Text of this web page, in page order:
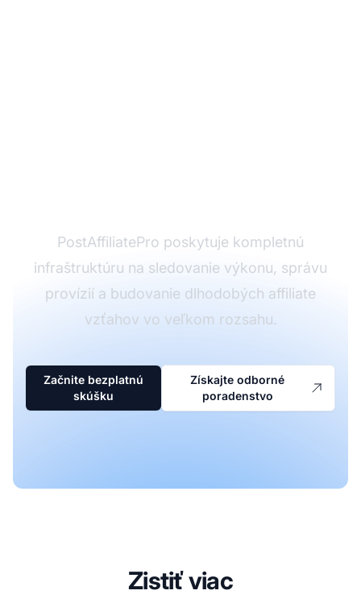
PostAffiliatePro poskytuje kompletnú
infraštruktúru na sledovanie výkonu, správu
provízií a budovanie dlhodobých affiliate
vzťahov vo veľkom rozsahu.
Začnite bezplatnú
skúšku
Získajte odborné
poradenstvo
Zistiť viac